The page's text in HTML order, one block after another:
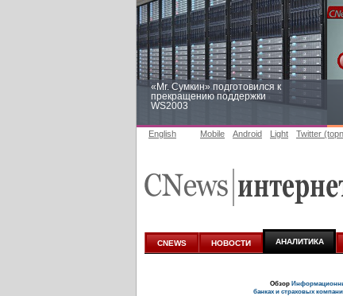
«Mr. Сумкин» подготовился к
прекращению поддержки
WS2003
аналитике
English Mobile Android Light Twitter
CNEWS НОВОСТИ АНАЛИТИКА
Обзор
банках и страховых